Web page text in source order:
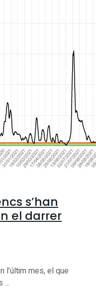
s’han
el darrer
l’últim mes, el que
...